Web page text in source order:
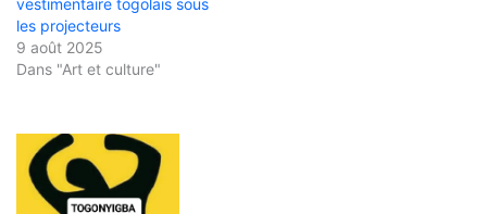
vestimentaire togolais sous
les projecteurs
9 août 2025
Dans "Art et culture"